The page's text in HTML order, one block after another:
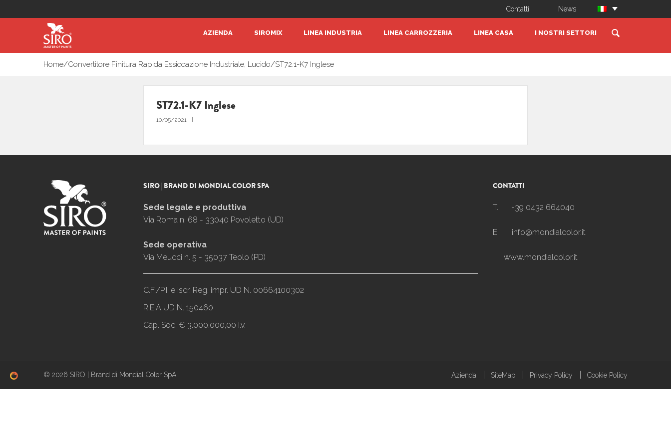
Contatti News
AZIENDA SIROMIX LINEA INDUSTRIA LINEA CARROZZERIA LINEA CASA I NOSTRI SETTORI
Home/Convertitore Finitura Rapida Essiccazione Industriale, Lucido/ST72.1-K7 Inglese
ST72.1-K7 Inglese
10/05/2021
SIRO | BRAND DI MONDIAL COLOR SPA
Sede legale e produttiva
Via Roma n. 68 - 33040 Povoletto (UD)
Sede operativa
Via Meucci n. 5 - 35037 Teolo (PD)
C.F./P.I. e iscr. Reg. impr. UD N. 00664100302
R.E.A UD N. 150460
Cap. Soc. € 3.000.000,00 i.v.
CONTATTI
T. +39 0432 664040
E. info@mondialcolor.it
www.mondialcolor.it
© 2026 SIRO | Brand di Mondial Color SpA Azienda SiteMap Privacy Policy Cookie Policy